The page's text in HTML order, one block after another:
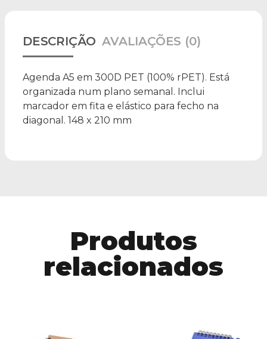
DESCRIÇÃO AVALIAÇÕES (0)
Agenda A5 em 300D PET (100% rPET). Está
organizada num plano semanal. Inclui
marcador em fita e elástico para fecho na
diagonal. 148 x 210 mm
Produtos
relacionados